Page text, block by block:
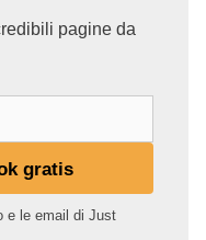
pagine da
gratis
e le email di Just